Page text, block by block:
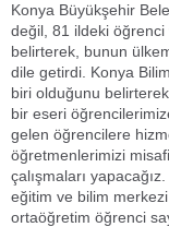
Konya Büyükşehir
değil, 81 ildeki öğrenci
belirterek, bunun
dile getirdi. Konya
biri olduğunu
bir eseri
gelen öğrencilere
öğretmenlerimizi
çalışmaları
eğitim ve bilim
ortaöğretim öğrenci